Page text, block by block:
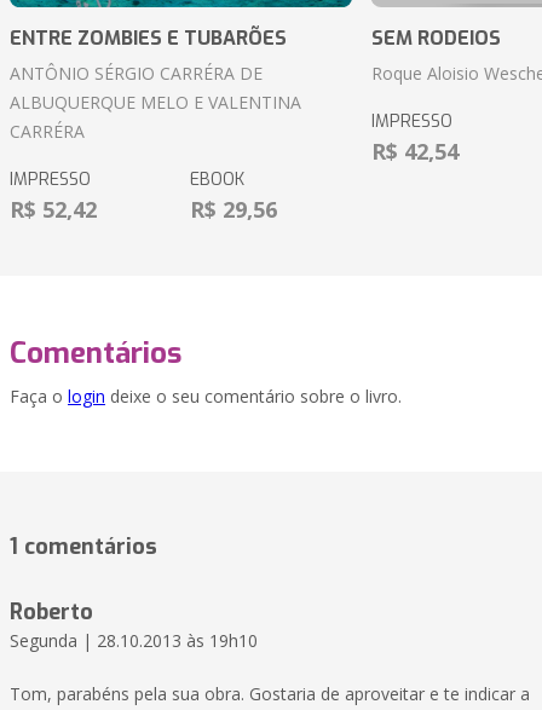
ENTRE ZOMBIES E TUBARÕES
ANTÔNIO SÉRGIO CARRÉRA DE
ALBUQUERQUE MELO E VALENTINA
CARRÉRA
IMPRESSO
R$ 52,42
EBOOK
R$ 29,56
SEM RODEIOS
Roque Aloisio
IMPRESSO
R$ 42,54
Comentários
Faça o login deixe o seu comentário sobre o livro.
1 comentários
Roberto
Segunda | 28.10.2013 às 19h10
Tom, parabéns pela sua obra. Gostaria de aproveitar e te indicar a